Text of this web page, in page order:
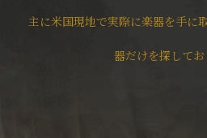
主に米国現地で実際に楽器を手に
器だけを探してお